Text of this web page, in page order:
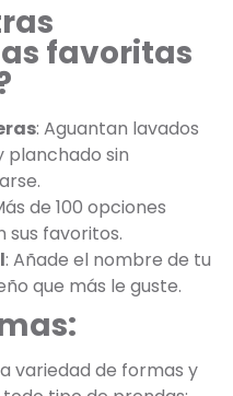
favoritas
: Aguantan lavados
planchado sin
de 100 opciones
sus favoritos.
: Añade el nombre de tu
que más le guste.
variedad de formas y